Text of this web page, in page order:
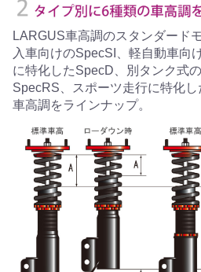
LARGUS車高調のスタンダード
入車向けのSpecSI、軽自動車向
に特化したSpecD、別タンク式
SpecRS、スポーツ走行に特化
車高調をラインナップ。